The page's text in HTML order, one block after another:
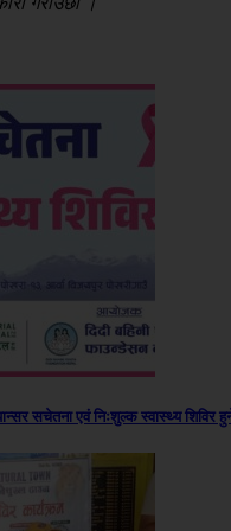
सचेतना एवं निःशुल्क स्वास्थ्य शिविर